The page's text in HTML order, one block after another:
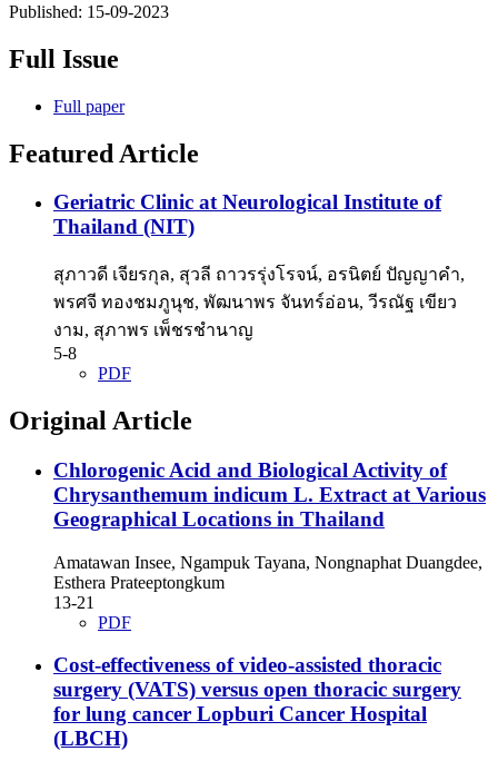
Published: 15-09-2023
Full Issue
Full paper
Featured Article
Geriatric Clinic at Neurological Institute of
Thailand (NIT)
สุภาวดี เจียรกุล, สุวลี ถาวรรุ่งโรจน์, อรนิตย์ ปัญญาคำ,
พรศจี ทองชมภูนุช, พัฒนาพร จันทร์อ่อน, วีรณัฐ เขียว
งาม, สุภาพร เพ็ชรชำนาญ
5-8
PDF
Original Article
Chlorogenic Acid and Biological Activity of
Chrysanthemum indicum L. Extract at Various
Geographical Locations in Thailand
Amatawan Insee, Ngampuk Tayana, Nongnaphat Duangdee,
Esthera Prateeptongkum
13-21
PDF
Cost-effectiveness of video-assisted thoracic
surgery (VATS) versus open thoracic surgery
for lung cancer Lopburi Cancer Hospital
(LBCH)